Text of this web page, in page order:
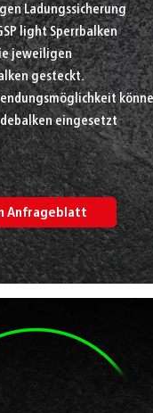
Ladungssicherung
light Sperrbalken
jeweiligen
gesteckt.
eingesetzt
Anfrageblatt